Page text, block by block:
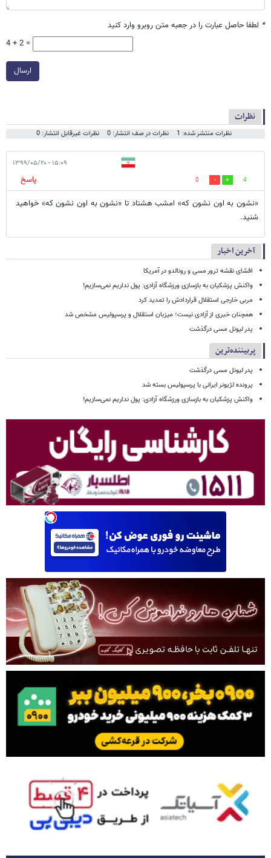
* لطفا حاصل عبارت را در جعبه متن روبرو وارد کنید
4 + 2 =
ارسال
نظرات
نظرات منتشر شده: 1 نظرات در صف انتشار: 0 نظرات غیرقابل انتشار: 0
۱۵:۰۹ - ۱۳۹۹/۰۵/۲۰
4
0
پاسخ
«نشون به اون نشون که» امشب هشتاد تا «نشون به اون نشون که» خواهید
شنید.
آخرین اخبار
افشای نقشه ترور مسی و رونالدو در آمریکا
واکنش پزشکیان به بازسازی ورزشگاه آزادی: پول نداریم نمی‌سازیم!
مربی خارجی استقلال قراردادش را تمدید کرد
همچنان خبری از آزادی نیست؛ میزبان استقلال و پرسپولیس مشخص شد
پدر لیونل مسی درگذشت
پربیننده‌ترین
پدر لیونل مسی درگذشت
پرونده لژیونر ایرانی با پرسپولیس بسته شد
واکنش پزشکیان به بازسازی ورزشگاه آزادی: پول نداریم نمی‌سازیم!